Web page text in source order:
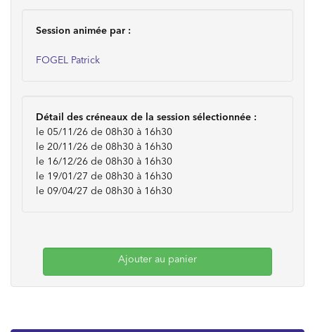
Session animée par :
FOGEL Patrick
Détail des créneaux de la session sélectionnée :
le 05/11/26 de 08h30 à 16h30
le 20/11/26 de 08h30 à 16h30
le 16/12/26 de 08h30 à 16h30
le 19/01/27 de 08h30 à 16h30
le 09/04/27 de 08h30 à 16h30
Ajouter au panier